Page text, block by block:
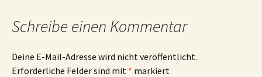
Schreibe einen Kommentar
Deine E-Mail-Adresse wird nicht veröffentlicht.
Erforderliche Felder sind mit * markiert